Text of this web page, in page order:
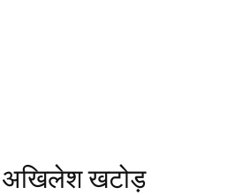
अखिलेश खटोड़